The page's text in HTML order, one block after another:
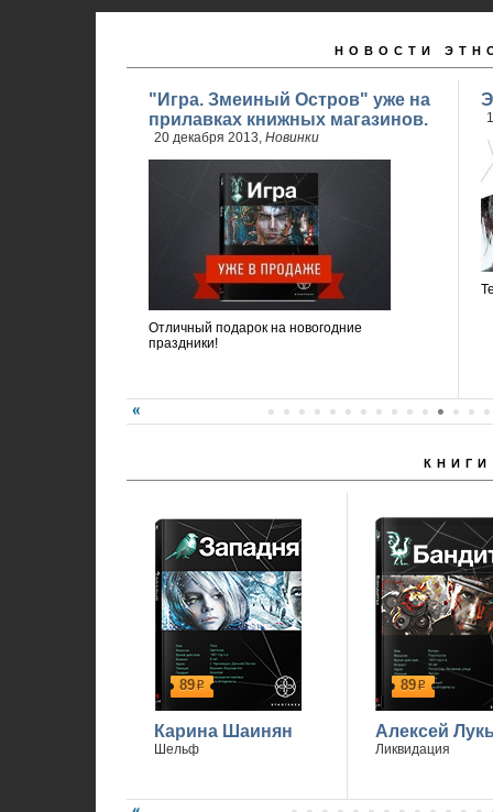
НОВОСТИ
"Игра. Змеиный Остров" уже на
прилавках книжных магазинов.
20 декабря 2013, Новинки
Отличный подарок на новогодние
праздники!
КНИГИ
89р
Карина Шаинян
Шельф
89р
Алексей
Ликвидация